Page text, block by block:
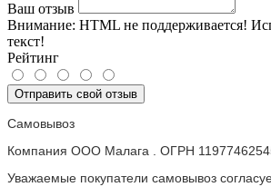
Ваш отзыв
Внимание: HTML не поддерживается!
текст!
Рейтинг
Отправить свой отзыв
Самовывоз
Компания ООО Малага . ОГРН
Уважаемые покупатели самовывоз